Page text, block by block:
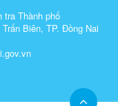
tra Thành phố
Biên, TP. Đồng Nai